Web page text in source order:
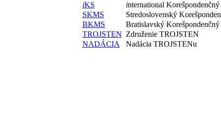
iKS international Korešpondenčný
SKMS
Stredoslovenský
BKMS
Bratislavský
TROJSTEN Združenie TROJSTEN
NADÁCIA
Nadácia TROJSTENu